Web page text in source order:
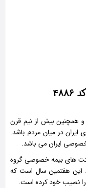
و همچنین بیش از نیم قرن
ایران در میان مردم باشد.
ایران می باشد.
های بیمه خصوصی گروه
این هفتمین سال است که
را نصیب خود کرده است.